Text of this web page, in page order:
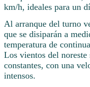
km/h, ideales para un
Al arranque del turno
que se disiparán a
temperatura de
Los vientos del noreste
constantes, con una
intensos.